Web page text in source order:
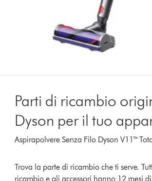
Parti di ricambio
Dyson per il tuo
Aspirapolvere Senza Filo Dyson V11™
Trova la parte di ricambio che ti serve.
ricambio e gli accessori hanno 12 mesi